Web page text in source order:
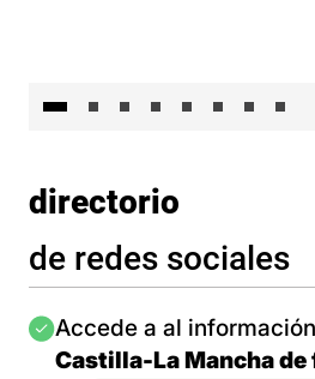
directorio
de redes sociales
Imagen
Accede a al
Castilla-La Mancha de